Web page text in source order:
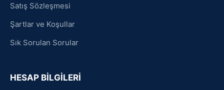
Satış Sözleşmesi
Şartlar ve Koşullar
Sık Sorulan Sorular
HESAP BİLGİLERİ